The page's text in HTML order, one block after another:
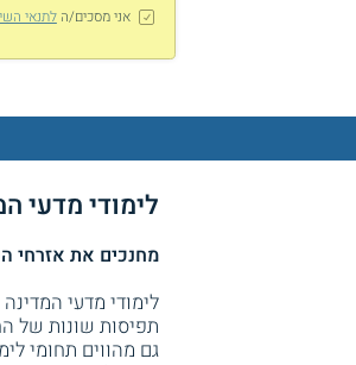
אני מסכים/הלתנאי
לימודי מדעי
מחנכים את אזרחי
לימודי מדעי
תפיסות שונות של
גם מהווים תחומי